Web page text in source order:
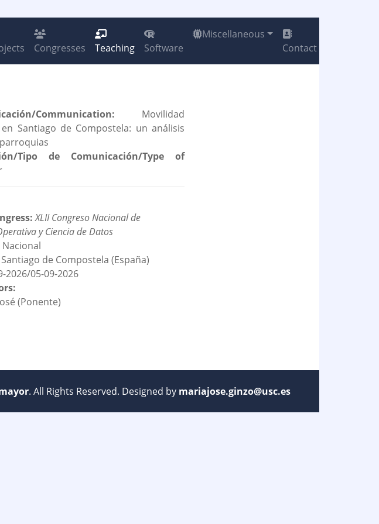
Congresses Teaching Software
Miscellaneous
Contact
Communication: Movilidad
Santiago de Compostela: un análisis
Tipo de Comunicación/Type of
XLII Congreso Nacional de
y Ciencia de Datos
Nacional
Santiago de Compostela (España)
2026/05-09-2026
(Ponente)
. All Rights Reserved. Designed by mariajose.ginzo@usc.es